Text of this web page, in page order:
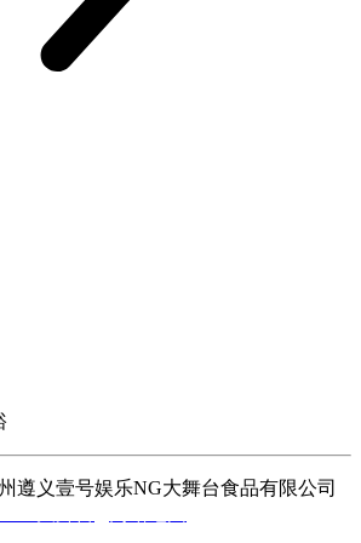
遵义壹号娱乐NG大舞台食品有限公司